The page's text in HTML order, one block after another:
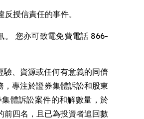
授信責任的事件。
。 您亦可致電免費電話 866-
、資源或任何有意義的同儕
專注於證券集體訴訟和股東
體訴訟案件的和解數量，於
四名，且已為投資者追回數